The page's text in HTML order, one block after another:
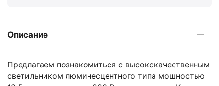
Описание
Предлагаем познакомиться с высококачественным
светильником люминесцентного типа мощностью